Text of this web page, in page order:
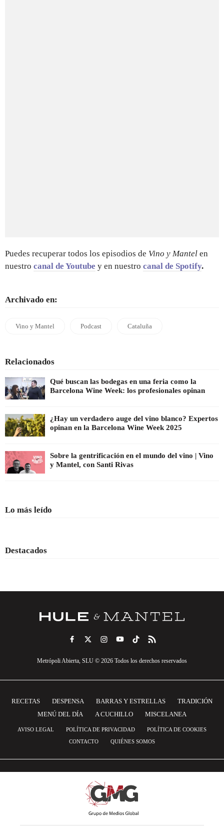
Puedes recuperar todos los episodios de Vino y Mantel en
nuestro canal de Youtube y en nuestro canal de Spotify.
Archivado en:
Vino y Mantel Podcast Cataluña
Relacionados
Qué buscan las bodegas en una feria como la
Barcelona Wine Week: los profesionales opinan
¿Hay un verdadero auge del vino blanco? Expertos
opinan en la Barcelona Wine Week 2025
Sobre la gentrificación en el mundo del vino | Vino
y Mantel, con Santi Rivas
Lo más leído
Destacados
Metrópoli Abierta, SLU © 2026 Todos los derechos reservados
RECETAS DESPENSA BARRAS Y ESTRELLAS
TRADICIÓN
MENÚ DEL DÍA
A CUCHILLO MISCELANEA
AVISO LEGAL POLÍTICA DE PRIVACIDAD
POLÍTICA DE COOKIES
CONTACTO
QUIÉNES SOMOS